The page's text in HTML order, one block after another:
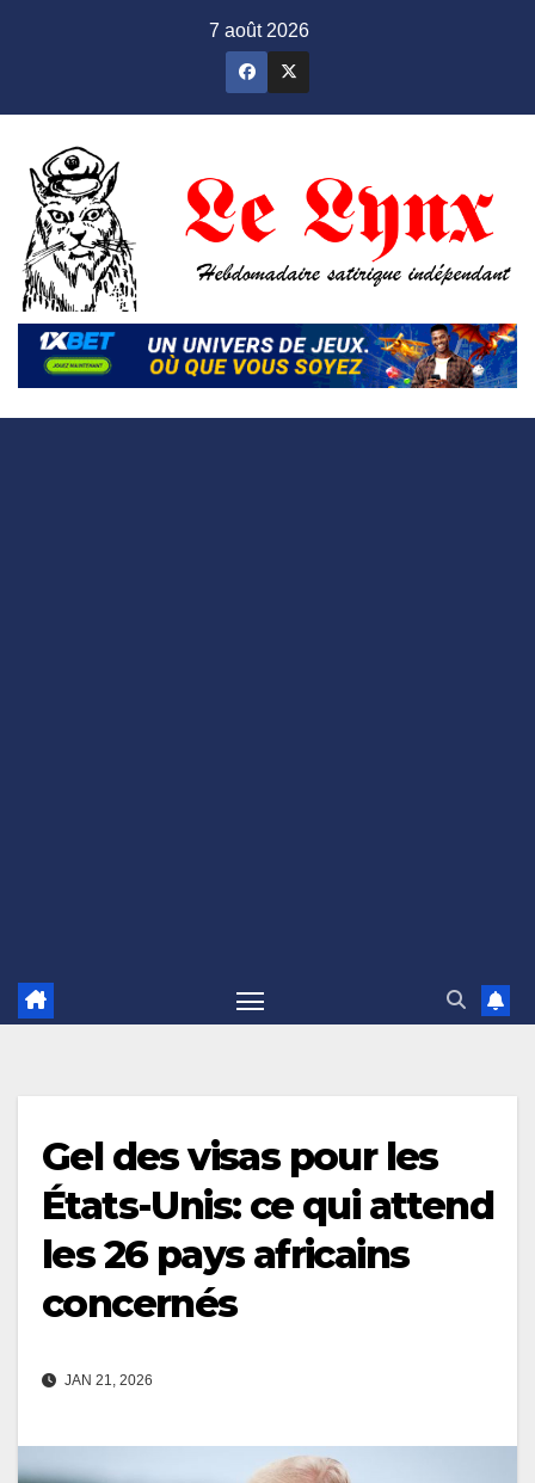
7 août 2026
Gel des visas pour les
États-Unis: ce qui attend
les 26 pays africains
concernés
JAN 21, 2026